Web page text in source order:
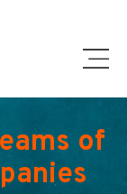
of